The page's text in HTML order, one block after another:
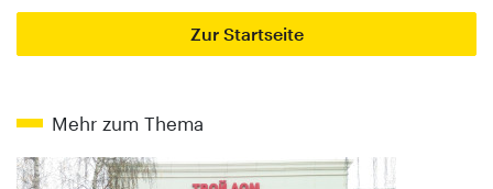
Zur Startseite
Mehr zum Thema